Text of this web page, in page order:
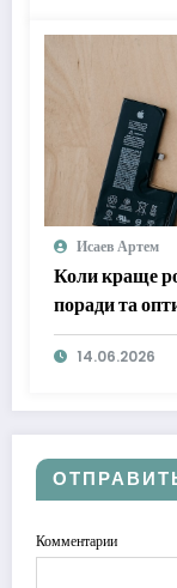
Исаев Артем
Коли краще
поради та
14.06.2026
Комментарии